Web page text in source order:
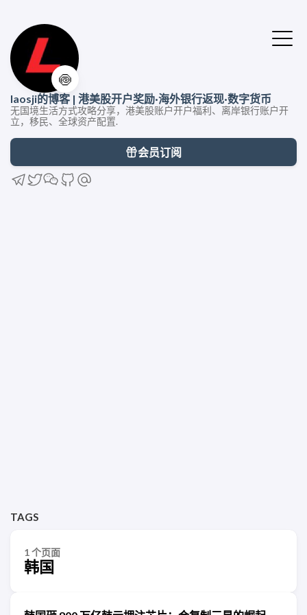
🍥
laosji的博客 | 港美股开户奖励·海外银行返现·数字货币
无国境生活方式攻略分享，港美股账户开户福利、离岸银行账户开
立，移民、全球资产配置.
会员订阅
TAGS
1 个页面
韩国